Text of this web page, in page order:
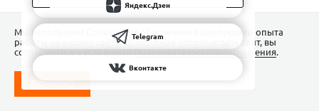
Яндекс.Дзен
Telegram
Вконтакте
Мы используем Сookies для обеспечения наилучшего опыта
работы на нашем сайте. Продолжая использовать сайт, вы
соглашаетесь с условиямиПользовательского соглашения.
ПОНЯТНО